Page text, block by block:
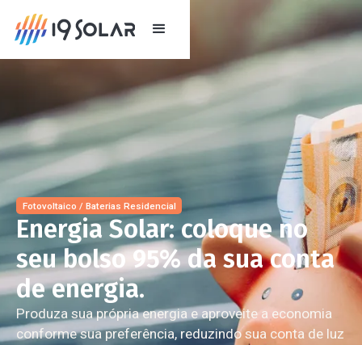
Fotovoltaico / Baterias Residencial
Energia Solar: coloque no
seu bolso 95% da sua conta
de energia.
Produza sua própria energia e aproveite a economia
conforme sua preferência, reduzindo sua conta de luz